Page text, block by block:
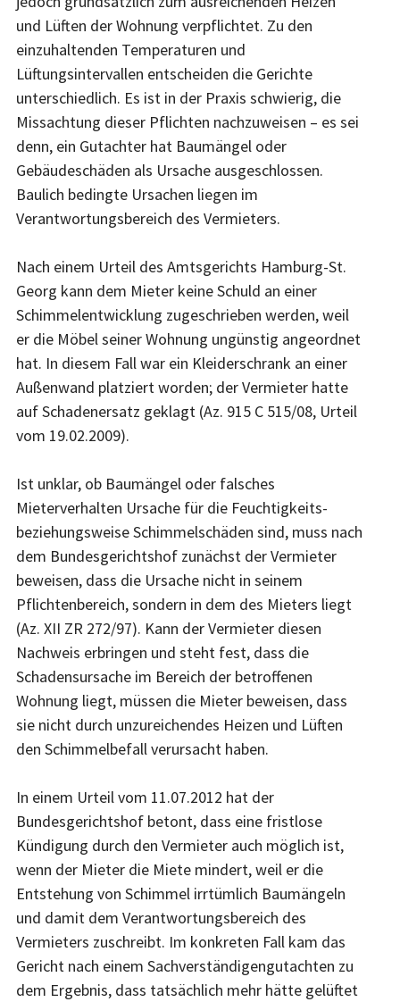
und Lüften der Wohnung verpflichtet. Zu den
einzuhaltenden Temperaturen und
Lüftungsintervallen entscheiden die Gerichte
unterschiedlich. Es ist in der Praxis schwierig, die
Missachtung dieser Pflichten nachzuweisen – es sei
denn, ein Gutachter hat Baumängel oder
Gebäudeschäden als Ursache ausgeschlossen.
Baulich bedingte Ursachen liegen im
Verantwortungsbereich des Vermieters.
Nach einem Urteil des Amtsgerichts Hamburg-St.
Georg kann dem Mieter keine Schuld an einer
Schimmelentwicklung zugeschrieben werden, weil
er die Möbel seiner Wohnung ungünstig angeordnet
hat. In diesem Fall war ein Kleiderschrank an einer
Außenwand platziert worden; der Vermieter hatte
auf Schadenersatz geklagt (Az. 915 C 515/08, Urteil
vom 19.02.2009).
Ist unklar, ob Baumängel oder falsches
Mieterverhalten Ursache für die Feuchtigkeits-
beziehungsweise Schimmelschäden sind, muss nach
dem Bundesgerichtshof zunächst der Vermieter
beweisen, dass die Ursache nicht in seinem
Pflichtenbereich, sondern in dem des Mieters liegt
(Az. XII ZR 272/97). Kann der Vermieter diesen
Nachweis erbringen und steht fest, dass die
Schadensursache im Bereich der betroffenen
Wohnung liegt, müssen die Mieter beweisen, dass
sie nicht durch unzureichendes Heizen und Lüften
den Schimmelbefall verursacht haben.
In einem Urteil vom 11.07.2012 hat der
Bundesgerichtshof betont, dass eine fristlose
Kündigung durch den Vermieter auch möglich ist,
wenn der Mieter die Miete mindert, weil er die
Entstehung von Schimmel irrtümlich Baumängeln
und damit dem Verantwortungsbereich des
Vermieters zuschreibt. Im konkreten Fall kam das
Gericht nach einem Sachverständigengutachten zu
dem Ergebnis, dass tatsächlich mehr hätte gelüftet